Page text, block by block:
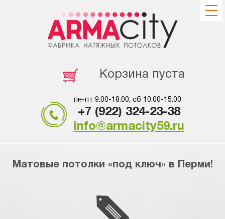
Корзина пуста
пн-пт 9:00-18:00, сб 10:00-15:00
+7 (922) 324-23-38
info@armacity59.ru
Матовые потолки «под ключ» в Перми!